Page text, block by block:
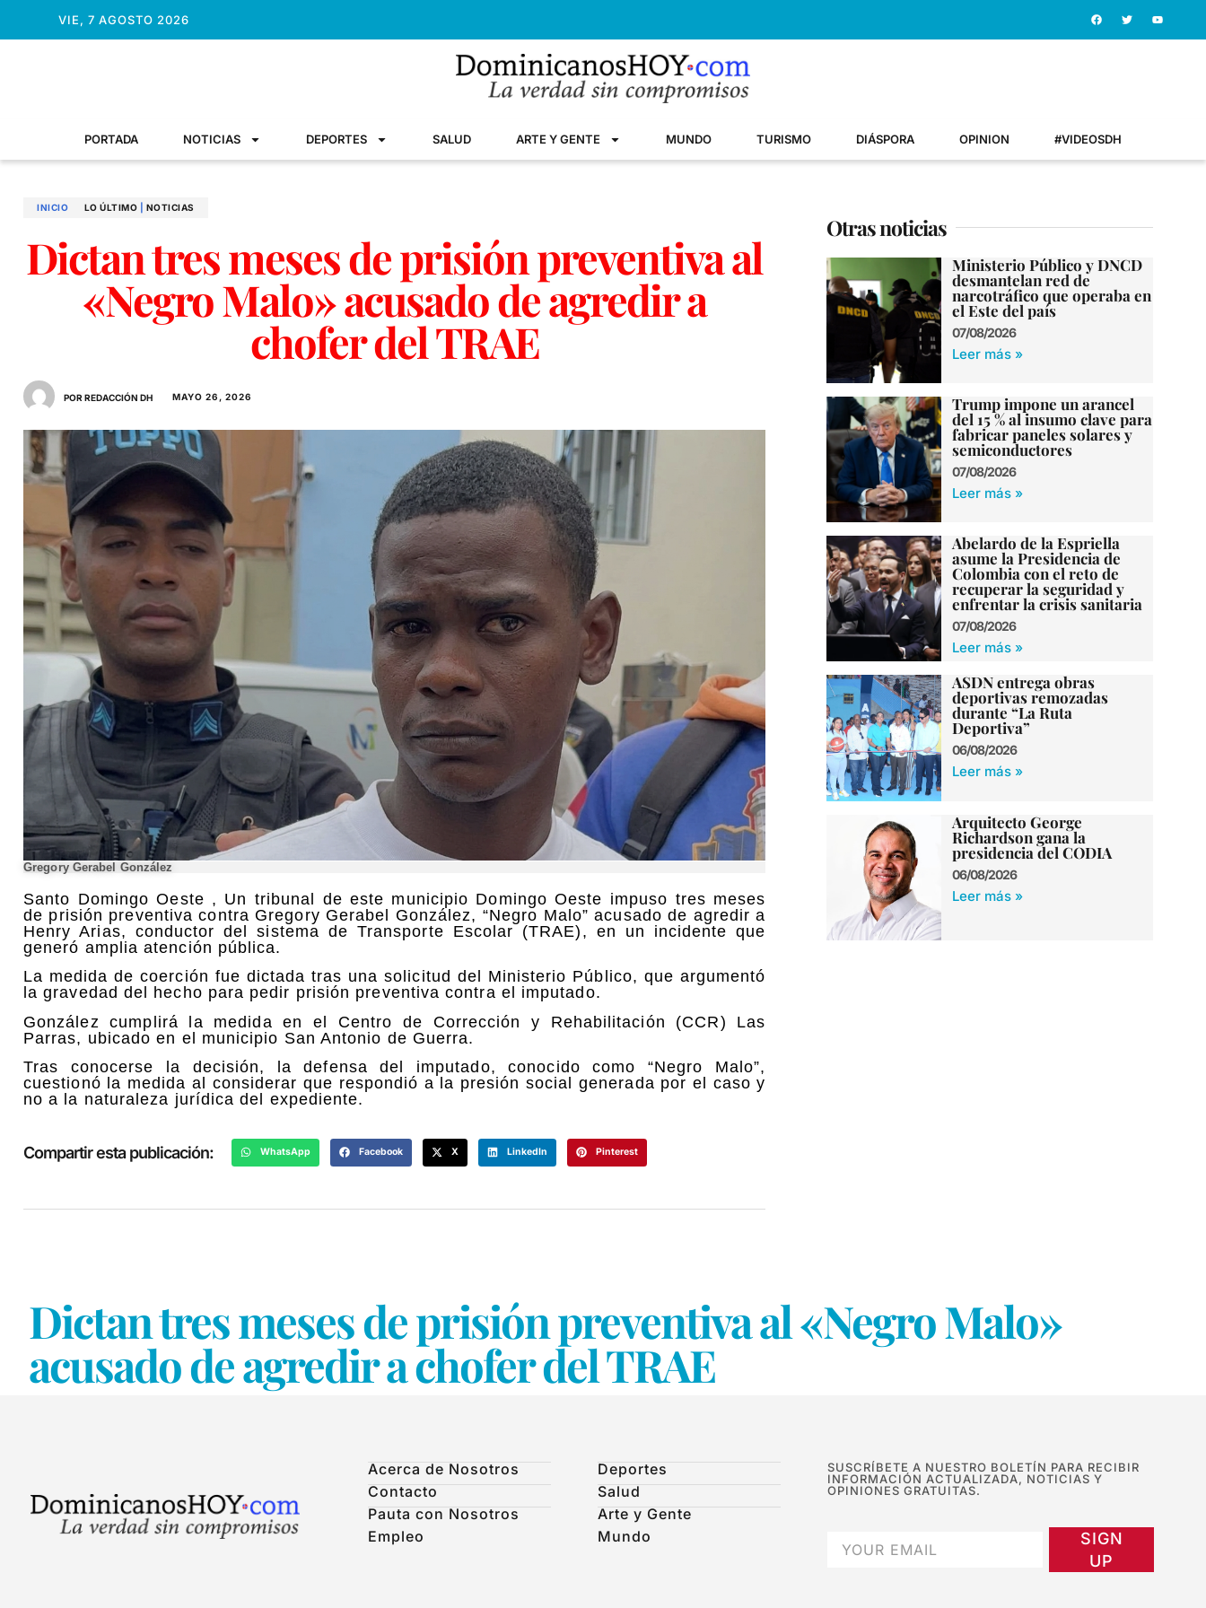
VIE, 7 AGOSTO 2026
PORTADA NOTICIAS DEPORTES SALUD ARTE Y GENTE MUNDO TURISMO DIÁSPORA OPINION #VIDEOSDH
INICIO LO ÚLTIMO NOTICIAS
Dictan tres meses de prisión preventiva al
«Negro Malo» acusado de agredir a
chofer del TRAE
POR REDACCIÓN DH MAYO 26, 2026
Gregory Gerabel González
Santo Domingo Oeste , Un tribunal de este municipio Domingo Oeste impuso tres meses
de prisión preventivacontra Gregory Gerabel González, “Negro Malo”acusado de agredir a
Henry Arias, conductor del sistema de Transporte Escolar (TRAE), en un incidente que
generó amplia atención pública.
La medida de coerción fue dictada tras una solicitud del Ministerio Público, que argumentó
la gravedad del hecho para pedir prisión preventiva contra el imputado.
González cumplirá la medida en el Centro de Corrección y Rehabilitación (CCR) Las
Parras, ubicado en el municipio San Antonio de Guerra.
Tras conocerse la decisión, la defensa del imputado, conocido como“Negro Malo”,
cuestionó la medida al considerar que respondió a la presión social generada por el caso y
no a la naturaleza jurídica del expediente.
Compartir esta publicación: WhatsApp Facebook X LinkedIn Pinterest
Otras noticias
Ministerio Público y DNCD
desmantelan red de
narcotráfico que operaba en
el Este del país
07/08/2026
Leer más »
Trump impone un arancel
del 15 % al insumo clave para
fabricar paneles solares y
semiconductores
07/08/2026
Leer más »
Abelardo de la Espriella
asume la Presidencia de
Colombia con el reto de
recuperar la seguridad y
enfrentar la crisis sanitaria
07/08/2026
Leer más »
ASDN entrega obras
deportivas remozadas
durante “La Ruta
Deportiva”
06/08/2026
Leer más »
Arquitecto George
Richardson gana la
presidencia del CODIA
06/08/2026
Leer más »
Dictan tres meses de prisión preventiva al «Negro Malo»
acusado de agredir a chofer del TRAE
Acerca de Nosotros
Contacto
Pauta con Nosotros
Empleo
Deportes
Salud
Arte y Gente
Mundo
SUSCRÍBETE A NUESTRO BOLETÍN PARA RECIBIR
INFORMACIÓN ACTUALIZADA, NOTICIAS Y
OPINIONES GRATUITAS.
SIGN
UP